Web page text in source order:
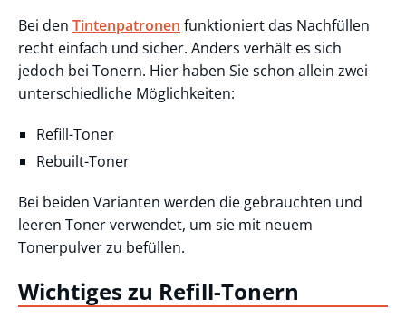
Bei den Tintenpatronen funktioniert das Nachfüllen
recht einfach und sicher. Anders verhält es sich
jedoch bei Tonern. Hier haben Sie schon allein zwei
unterschiedliche Möglichkeiten:
Refill-Toner
Rebuilt-Toner
Bei beiden Varianten werden die gebrauchten und
leeren Toner verwendet, um sie mit neuem
Tonerpulver zu befüllen.
Wichtiges zu Refill-Tonern